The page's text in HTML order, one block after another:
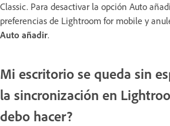
Classic. Para desactivar la opción Auto
preferencias de Lightroom for mobile y
Auto añadir.
Mi escritorio se queda sin
la sincronización en
debo hacer?